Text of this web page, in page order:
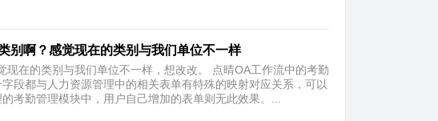
别啊？感觉现在的类别与我们单位不一样
在的类别与我们单位不一样，想改改。 点晴OA工作流中的考勤
段都与人力资源管理中的相关表单有特殊的映射对应关系，可以
考勤管理模块中，用户自己增加的表单则无此效果。...